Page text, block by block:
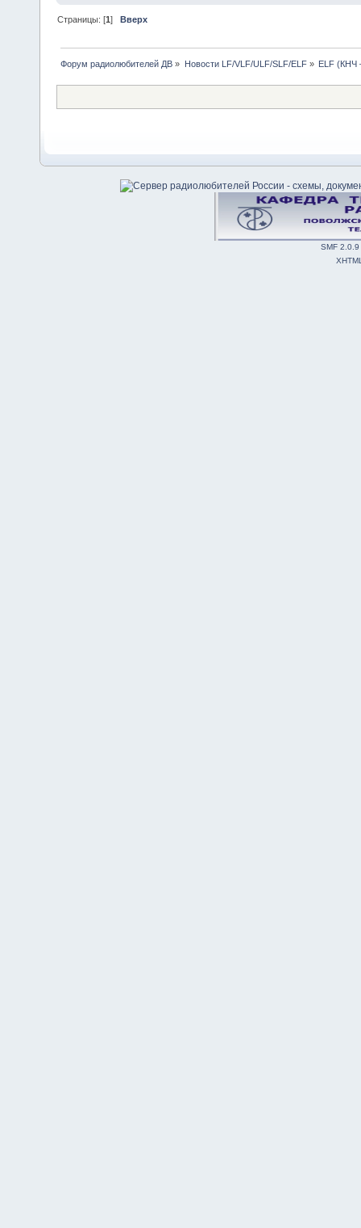
Страницы: [1] Вверх
Форум радиолюбителей ДВ » Новости LF/VLF/ULF/SLF/ELF» ELF (КНЧ
SMF 2.0.9